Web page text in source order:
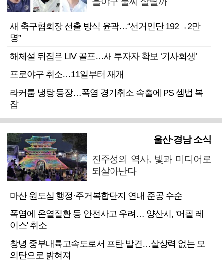
새 축구협회장 선출 방식 윤곽…“선거인단 192→2만
명”
해체설 뒤집은 LIV 골프…새 투자자 확보 ‘기사회생’
프로야구 취소…11일부터 재개
라커룸 냉탕 등장…폭염 경기취소 속출에 PS 셈법 복
잡
울산·경남 소식
진주성의 역사, 빛과 미디어로
되살아난다
마산 원도심 행정·주거복합단지 연내 준공 수순
폭염에 온열질환 등 안전사고 우려… 양산시, '어필 레
이스' 취소
창녕 중부내륙고속도로서 포탄 발견…살상력 없는 모
의탄으로 밝혀져